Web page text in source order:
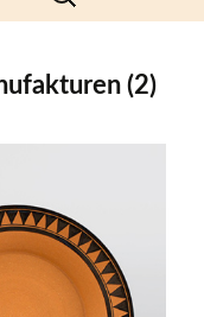
nach:
(2)